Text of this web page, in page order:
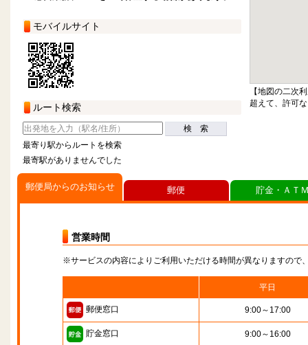
モバイルサイト
ルート検索
検 索
最寄り駅からルートを検索
最寄駅がありませんでした
【地図の二次
超えて、許可
郵便局からのお知らせ
営業時間
※サービスの内容によりご利用いただける時間が異なりますので
平日
郵便窓口 9:00～17:00
貯金窓口 9:00～16:00
郵便 貯金・ＡＴ